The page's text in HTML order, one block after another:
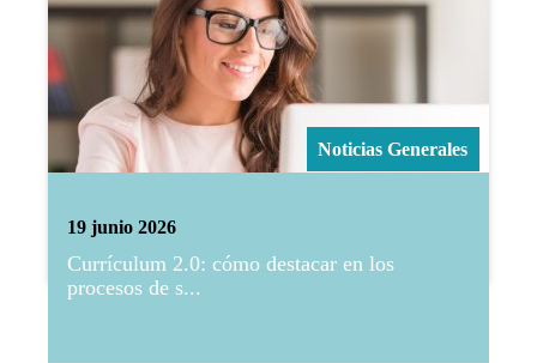
19 junio 2026
Noticias Generales
Currículum 2.0: cómo destacar en los
procesos de s...